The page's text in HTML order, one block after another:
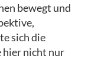
bewegt und
sich die
nicht nur